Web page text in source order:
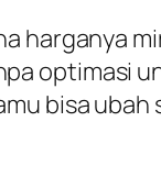
harganya
optimasi
bisa